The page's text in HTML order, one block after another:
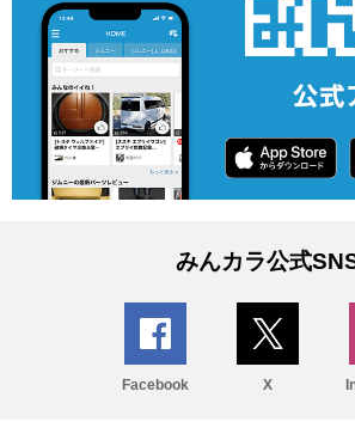
みんカラ公式
Facebook X